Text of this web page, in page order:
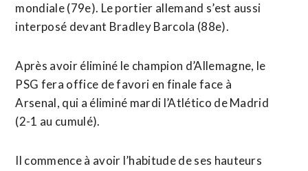
mondiale (79e). Le portier allemand s’est aussi
interposé devant Bradley Barcola (88e).
Après avoir éliminé le champion d’Allemagne, le
PSG fera office de favori en finale face à
Arsenal, qui a éliminé mardi l’Atlético de Madrid
(2-1 au cumulé).
Il commence à avoir l’habitude de ses hauteurs